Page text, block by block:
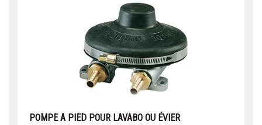
POMPE A PIED POUR LAVABO OU ÉVIER